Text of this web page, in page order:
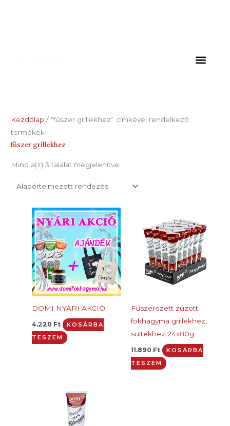
Kezdőlap / “fűszer grillekhez” címkével rendelkező
termékek
fűszer grillekhez
Mind a(z) 3 találat megjelenítve
DOMI NYÁRI AKCIÓ
4.220 Ft
KOSÁRBA
TESZEM
Fűszerezett zúzott
fokhagyma grillekhez,
sültekhez 24x80g
11.890 Ft
KOSÁRBA
TESZEM